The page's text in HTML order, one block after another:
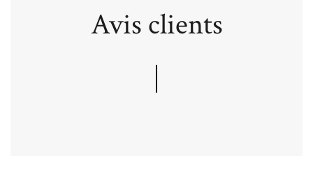
Avis clients